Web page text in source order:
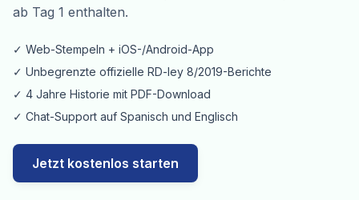
ab Tag 1 enthalten.
✓ Web-Stempeln + iOS-/Android-App
✓ Unbegrenzte offizielle RD-ley 8/2019-Berichte
✓ 4 Jahre Historie mit PDF-Download
✓ Chat-Support auf Spanisch und Englisch
Jetzt kostenlos starten